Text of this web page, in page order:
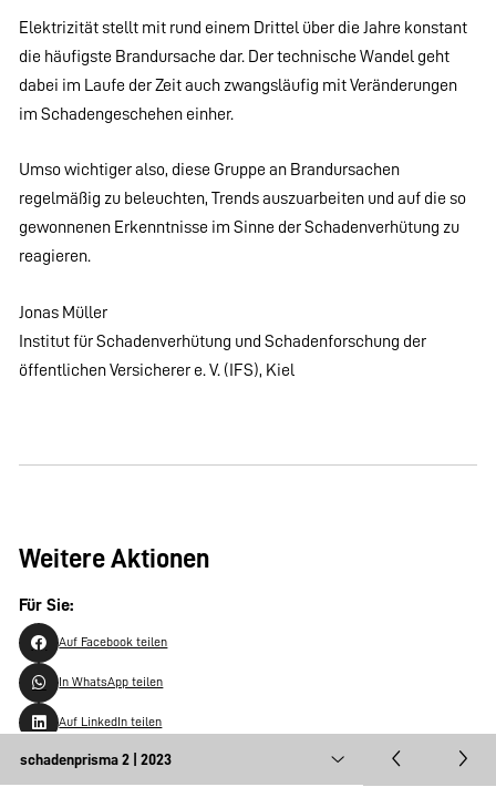
Elektrizität stellt mit rund einem Drittel über die Jahre konstant
die häufigste Brandursache dar. Der technische Wandel geht
dabei im Laufe der Zeit auch zwangsläufig mit Veränderungen
im Schadengeschehen einher.
Umso wichtiger also, diese Gruppe an Brandursachen
regelmäßig zu beleuchten, Trends auszuarbeiten und auf die so
gewonnenen Erkenntnisse im Sinne der Schadenverhütung zu
reagieren.
Jonas Müller
Institut für Schadenverhütung und Schadenforschung der
öffentlichen Versicherer e. V. (IFS), Kiel
Weitere Aktionen
Für Sie:
Auf Facebook teilen
In WhatsApp teilen
Auf LinkedIn teilen
Artikel herunterladen